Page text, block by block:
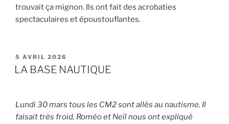
trouvait ça mignon. Ils ont fait des acrobaties
spectaculaires et époustouflantes.
PUBLIÉ
LE
5 AVRIL 2026
LA BASE NAUTIQUE
Lundi 30 mars tous les CM2 sont allés au nautisme. Il
faisait très froid, Roméo et Neïl nous ont expliqué